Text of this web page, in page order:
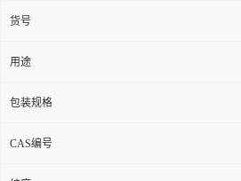
货号
用途
包装规格
CAS编号